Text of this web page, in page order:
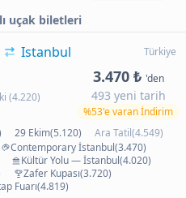
uçak biletleri
Türkiye
Istanbul
(4.220)
3.470 ₺ 'den
493 yeni tarih
%53'e varan İndirim
29 Ekim(5.120)
Ara Tatil(4.549)
Contemporary İstanbul(3.470)
Kültür Yolu — İstanbul(4.020)
Zafer Kupası(3.720)
Fuarı(4.819)